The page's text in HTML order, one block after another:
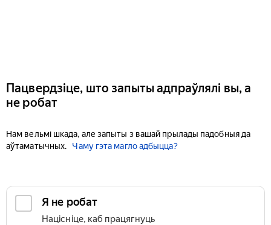
Пацвердзіце, што запыты адпраўлялі вы, а
не робат
Нам вельмі шкада, але запыты з вашай прылады падобныя да
аўтаматычных.
Чаму гэта магло адбыцца?
Я не робат
Націсніце, каб працягнуць